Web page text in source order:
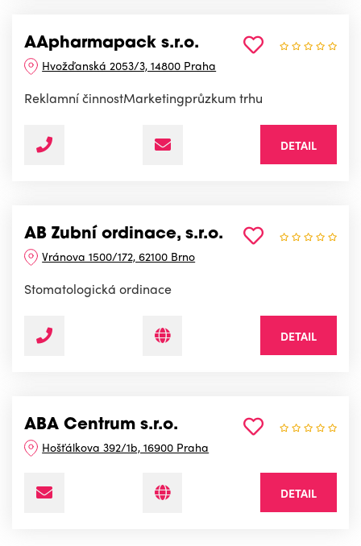
AApharmapack s.r.o.
Hvožďanská 2053/3, 14800 Praha
Reklamní činnostMarketingprůzkum trhu
DETAIL
AB Zubní ordinace, s.r.o.
Vránova 1500/172, 62100 Brno
Stomatologická ordinace
DETAIL
ABA Centrum s.r.o.
Hošťálkova 392/1b, 16900 Praha
DETAIL